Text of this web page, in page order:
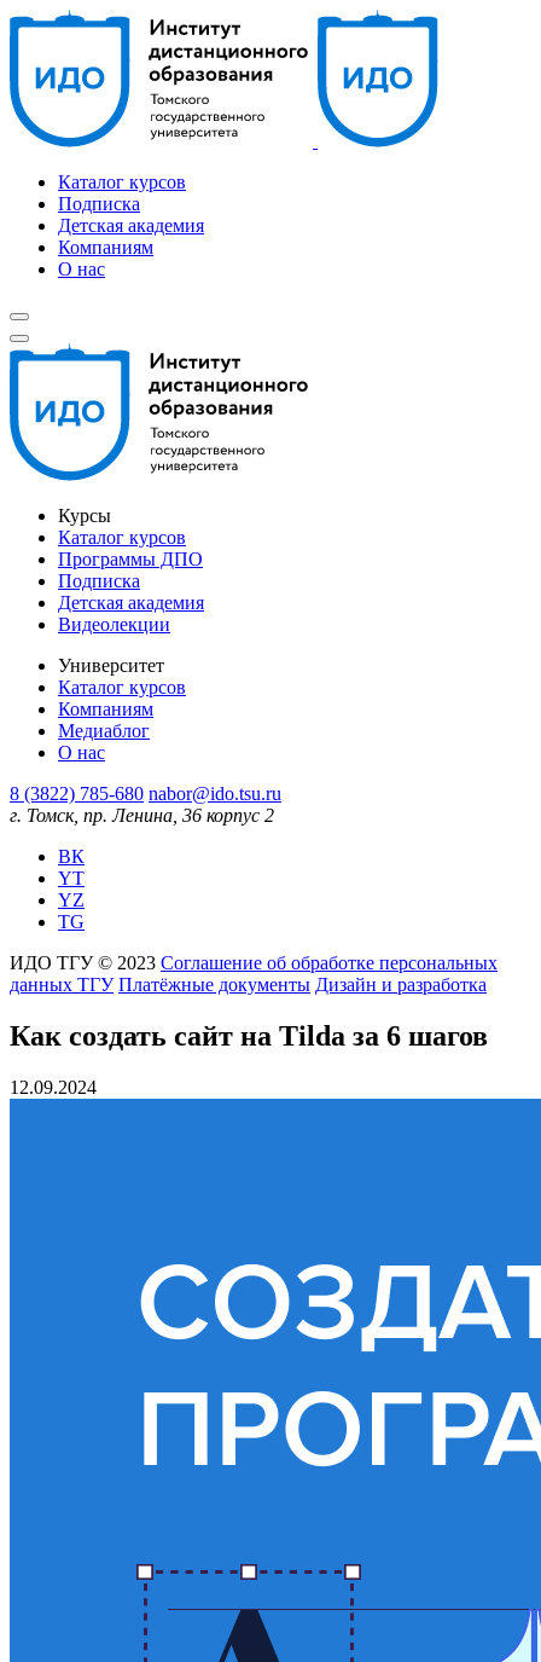
Каталог курсов
Подписка
Детская академия
Компаниям
О нас
Курсы
Каталог курсов
Программы ДПО
Подписка
Детская академия
Видеолекции
Университет
Каталог курсов
Компаниям
Медиаблог
О нас
8 (3822) 785-680 nabor@ido.tsu.ru
г. Томск, пр. Ленина, 36 корпус 2
ВК
YT
YZ
TG
ИДО ТГУ © 2023 Соглашение об обработке персональных
данных ТГУ Платёжные документы Дизайн и разработка
Как создать сайт на Tilda за 6 шагов
12.09.2024